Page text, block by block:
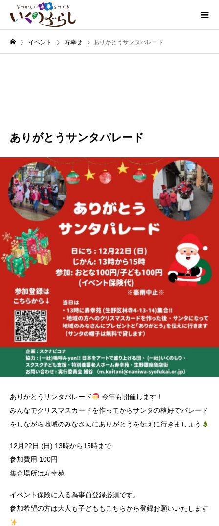
イベント 寿幸せ ありがとうサンタパレード
ありがとうサンタパレード
寿幸せ
ありがとうサンタパレード
今年も開催します！
みんなでクリスマスカードを作ってからサンタの格好でパレード
をしながら地域のみなさんにありがとうを伝えに行きましょう
12月22日 (日) 13時から15時まで
参加費用 100円
集合場所は寿幸苑
イベント保険に入る為事前登録必須です。
参加希望の方は大人も子どももこちらから登録お願いいたします